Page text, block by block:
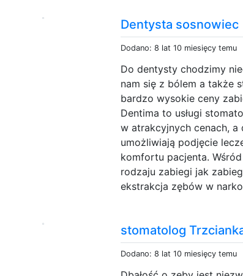
Dentysta sosnowiec
Dodano: 8 lat 10 miesięcy temu
Do dentysty chodzimy
nam się z bólem a także
bardzo wysokie ceny
Dentima to usługi
w atrakcyjnych cenach,
umożliwiają podjęcie
komfortu pacjenta.
rodzaju zabiegi jak
ekstrakcja zębów w
stomatolog
Dodano: 8 lat 10 miesięcy temu